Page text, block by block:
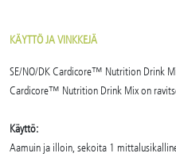
KÄYTTÖ JA VINKKEJÄ
SE/NO/DK Cardicore™ Nutrition Drink
Cardicore™ Nutrition Drink Mix on
Käyttö:
Aamuin ja illoin, sekoita 1